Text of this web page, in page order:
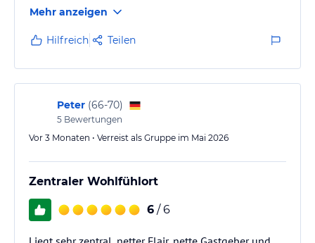
Traum. Das Personal ist sehr freundlich und
hilfsbereit. Allgemein ist die Atmosphäre sehr familiär
und persönlich und man fühlt sich als Gast sehr wohl
und angenehm!♥️
Mehr anzeigen
Hilfreich Teilen
Peter (66-70)
5 Bewertungen
Vor 3 Monaten • Verreist als Gruppe im Mai 2026
Zentraler Wohlfühlort
6 / 6